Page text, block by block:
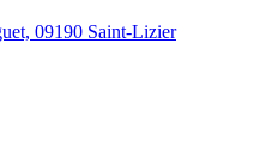
09190 Saint-Lizier